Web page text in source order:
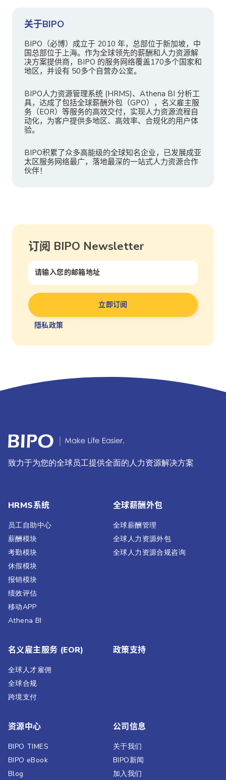
关于BIPO
BIPO（必博）成立于 2010 年，总部位于新加坡，中
国总部位于上海。作为全球领先的薪酬和人力资源解
决方案提供商，BIPO 的服务网络覆盖170多个国家和
地区，并设有 50多个自营办公室。
BIPO人力资源管理系统 (HRMS)、Athena BI 分析工
具，达成了包括全球薪酬外包（GPO），名义雇主服
务（EOR）等服务的高效交付，实现人力资源流程自
动化，为客户提供多地区、高效率、合规化的用户体
验。
BIPO积累了众多高能级的全球知名企业，已发展成亚
太区服务网络最广，落地最深的一站式人力资源合作
伙伴！
订阅 BIPO Newsletter
隱私政策
致力于为您的全球员工提供全面的人力资源解决方案
HRMS系统
员工自助中心
薪酬模块
考勤模块
休假模块
报销模块
绩效评估​
移动APP
Athena BI
全球薪酬外包
全球薪酬管理
全球人力资源外包
全球人力资源合规咨询
名义雇主服务 (EOR)
全球人才雇佣
全球合规
跨境支付
政策支持
资源中心
BIPO TIMES
BIPO eBook
Blog
公司信息
关于我们
BIPO新闻​
加入我们